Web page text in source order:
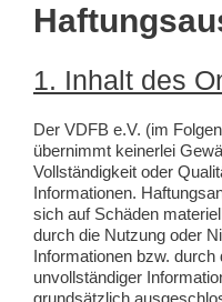
1. Inhalt des
Der VDFB e.V. (im
übernimmt keinerlei
Vollständigkeit oder
Informationen.
sich auf Schäden
durch die Nutzung oder
Informationen bzw.
unvollständiger
grundsätzlich